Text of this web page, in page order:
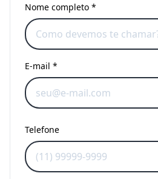
Nome completo *
E-mail *
Telefone